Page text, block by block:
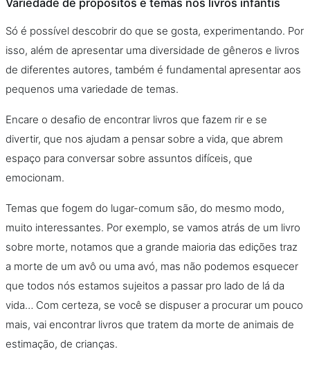
Variedade de propósitos e temas nos livros infantis
Só é possível descobrir do que se gosta, experimentando. Por
isso, além de apresentar uma diversidade de gêneros e livros
de diferentes autores, também é fundamental apresentar aos
pequenos uma variedade de temas.
Encare o desafio de encontrar livros que fazem rir e se
divertir, que nos ajudam a pensar sobre a vida, que abrem
espaço para conversar sobre assuntos difíceis, que
emocionam.
Temas que fogem do lugar-comum são, do mesmo modo,
muito interessantes. Por exemplo, se vamos atrás de um livro
sobre morte, notamos que a grande maioria das edições traz
a morte de um avô ou uma avó, mas não podemos esquecer
que todos nós estamos sujeitos a passar pro lado de lá da
vida… Com certeza, se você se dispuser a procurar um pouco
mais, vai encontrar livros que tratem da morte de animais de
estimação, de crianças.